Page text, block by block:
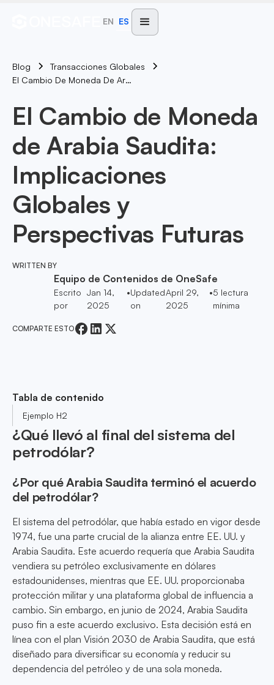
EN ES
Blog
Transacciones Globales
El Cambio De Moneda De Arabia Saudita: Implicaciones Globales Y Perspectivas Futuras
El Cambio de Moneda
de Arabia Saudita:
Implicaciones
Globales y
Perspectivas Futuras
WRITTEN BY
Equipo de Contenidos de OneSafe
Escrito
por
Jan 14,
2025
•Updated
on
April 29,
2025
•5 lectura
mínima
COMPARTE ESTO
Tabla de contenido
Ejemplo H2
¿Qué llevó al final del sistema del
petrodólar?
¿Por qué Arabia Saudita terminó el acuerdo
del petrodólar?
El sistema del petrodólar, que había estado en vigor desde
1974, fue una parte crucial de la alianza entre EE. UU. y
Arabia Saudita. Este acuerdo requería que Arabia Saudita
vendiera su petróleo exclusivamente en dólares
estadounidenses, mientras que EE. UU. proporcionaba
protección militar y una plataforma global de influencia a
cambio. Sin embargo, en junio de 2024, Arabia Saudita
puso fin a este acuerdo exclusivo. Esta decisión está en
línea con el plan Visión 2030 de Arabia Saudita, que está
diseñado para diversificar su economía y reducir su
dependencia del petróleo y de una sola moneda.